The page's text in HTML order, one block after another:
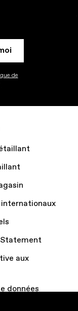
de
aux
données